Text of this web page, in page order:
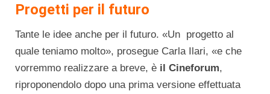
Progetti per il futuro
Tante le idee anche per il futuro. «Un progetto al
quale teniamo molto», prosegue Carla Ilari, «e che
vorremmo realizzare a breve, è il Cineforum,
riproponendolo dopo una prima versione effettuata